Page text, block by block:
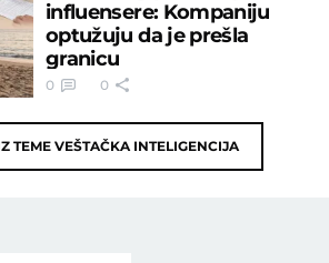
influensere: Kompaniju
optužuju da je prešla
granicu
0 0
TEME VEŠTAČKA INTELIGENCIJA